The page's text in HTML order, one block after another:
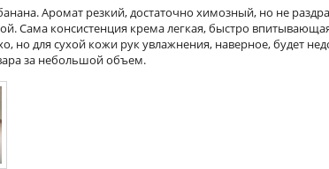
Аромат резкий, достаточно химозный, но не
Сама консистенция крема легкая, быстро
но для сухой кожи рук увлажнения, наверное, будет
за небольшой объем.